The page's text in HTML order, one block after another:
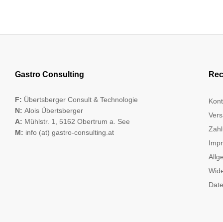
Gastro Consulting
F: Übertsberger Consult & Technologie
N: Alois Übertsberger
A: Mühlstr. 1, 5162 Obertrum a. See
M: info (at) gastro-consulting.at